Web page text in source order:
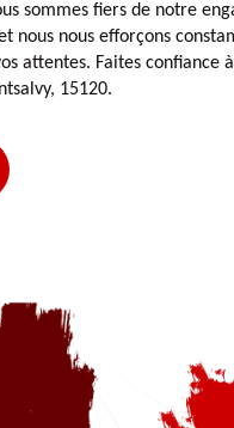
sommes fiers de notre
nous nous efforçons
attentes. Faites confiance
15120.